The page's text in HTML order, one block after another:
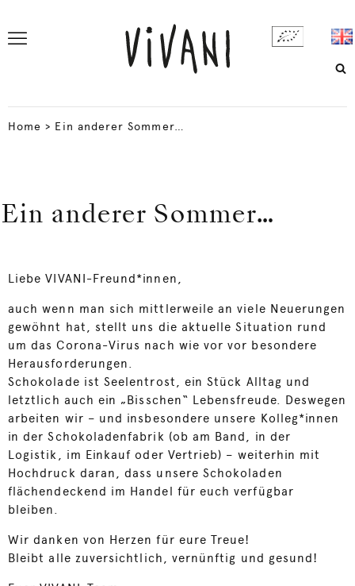
Home > Ein anderer Sommer…
Ein anderer Sommer…
Liebe VIVANI-Freund*innen,
auch wenn man sich mittlerweile an viele Neuerungen
gewöhnt hat, stellt uns die aktuelle Situation rund
um das Corona-Virus nach wie vor vor besondere
Herausforderungen.
Schokolade ist Seelentrost, ein Stück Alltag und
letztlich auch ein „Bisschen“ Lebensfreude. Deswegen
arbeiten wir – und insbesondere unsere Kolleg*innen
in der Schokoladenfabrik (ob am Band, in der
Logistik, im Einkauf oder Vertrieb) – weiterhin mit
Hochdruck daran, dass unsere Schokoladen
flächendeckend im Handel für euch verfügbar
bleiben.
Wir danken von Herzen für eure Treue!
Bleibt alle zuversichtlich, vernünftig und gesund!